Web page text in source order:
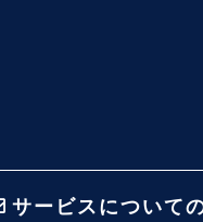
サービスについて